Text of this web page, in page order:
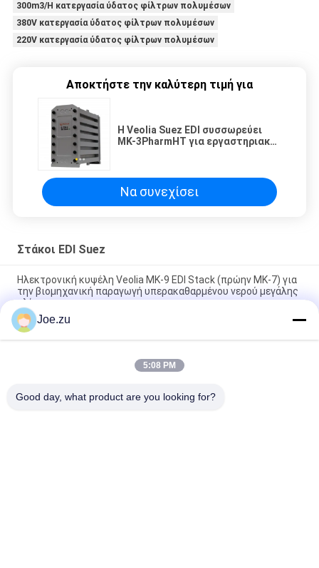
300m3/H κατεργασία ύδατος φίλτρων πολυμέσων
380V κατεργασία ύδατος φίλτρων πολυμέσων
220V κατεργασία ύδατος φίλτρων πολυμέσων
Αποκτήστε την καλύτερη τιμή για
Η Veolia Suez EDI συσσωρεύει
MK-3PharmHT για εργαστηριακά
Να συνεχίσει
Στάκοι EDI Suez
Ηλεκτρονική κυψέλη Veolia MK-9 EDI Stack (πρώην MK-7) για
την βιομηχανική παραγωγή υπερακαθαρμένου νερού μεγάλης
κλίμακας
2.0-4.5 M3/hr Veolia E-Cell MK-3 EDI Stack για μεσαίας
κλίμακας παραγωγή υπερακαθαρμένου νερού
5.0 M3/h Ηλεκτρονική μονάδα EDI Veolia MK-5 (πρώην E-CELL-
Joe.zu
5:08 PM
Good day, what product are you looking for?